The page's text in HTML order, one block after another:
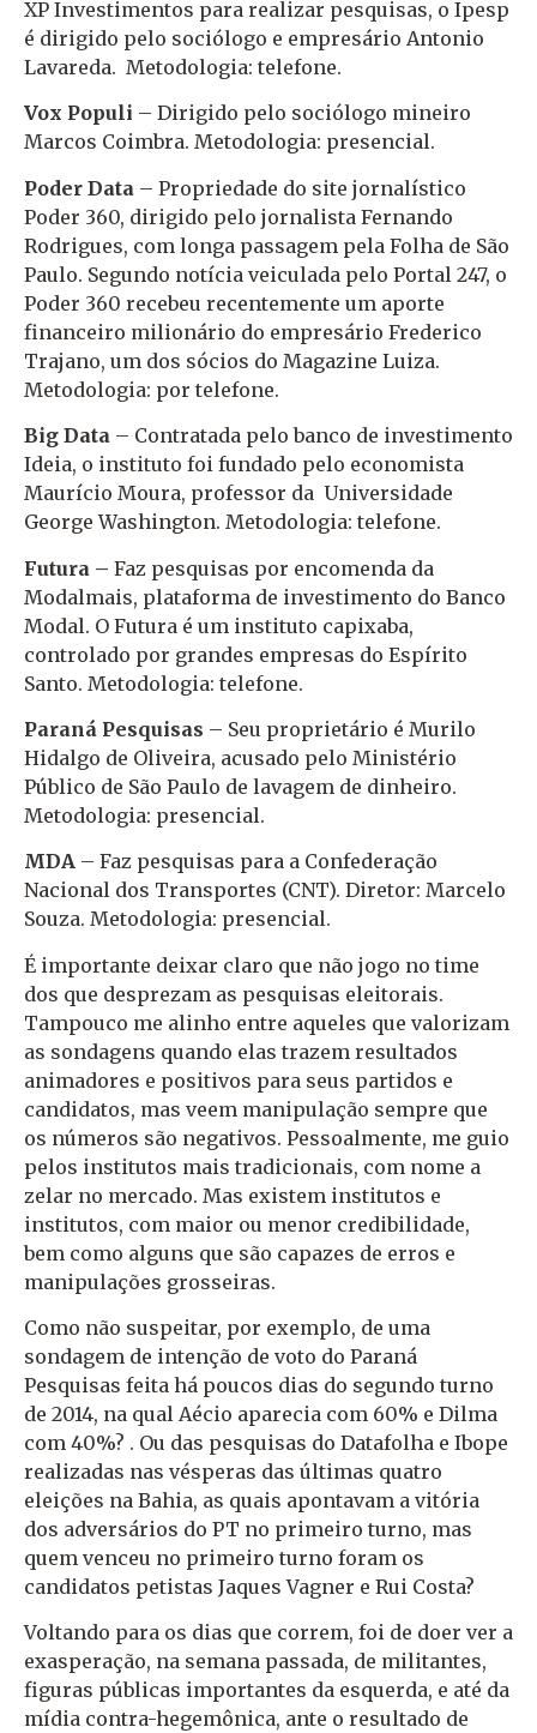
XP Investimentos para realizar pesquisas, o Ipesp
é dirigido pelo sociólogo e empresário Antonio
Lavareda. Metodologia: telefone.
Vox Populi – Dirigido pelo sociólogo mineiro
Marcos Coimbra. Metodologia: presencial.
Poder Data – Propriedade do site jornalístico
Poder 360, dirigido pelo jornalista Fernando
Rodrigues, com longa passagem pela Folha de São
Paulo. Segundo notícia veiculada pelo Portal 247, o
Poder 360 recebeu recentemente um aporte
financeiro milionário do empresário Frederico
Trajano, um dos sócios do Magazine Luiza.
Metodologia: por telefone.
Big Data – Contratada pelo banco de investimento
Ideia, o instituto foi fundado pelo economista
Maurício Moura, professor da Universidade
George Washington. Metodologia: telefone.
Futura – Faz pesquisas por encomenda da
Modalmais, plataforma de investimento do Banco
Modal. O Futura é um instituto capixaba,
controlado por grandes empresas do Espírito
Santo. Metodologia: telefone.
Paraná Pesquisas – Seu proprietário é Murilo
Hidalgo de Oliveira, acusado pelo Ministério
Público de São Paulo de lavagem de dinheiro.
Metodologia: presencial.
MDA – Faz pesquisas para a Confederação
Nacional dos Transportes (CNT). Diretor: Marcelo
Souza. Metodologia: presencial.
É importante deixar claro que não jogo no time
dos que desprezam as pesquisas eleitorais.
Tampouco me alinho entre aqueles que valorizam
as sondagens quando elas trazem resultados
animadores e positivos para seus partidos e
candidatos, mas veem manipulação sempre que
os números são negativos. Pessoalmente, me guio
pelos institutos mais tradicionais, com nome a
zelar no mercado. Mas existem institutos e
institutos, com maior ou menor credibilidade,
bem como alguns que são capazes de erros e
manipulações grosseiras.
Como não suspeitar, por exemplo, de uma
sondagem de intenção de voto do Paraná
Pesquisas feita há poucos dias do segundo turno
de 2014, na qual Aécio aparecia com 60% e Dilma
com 40%? . Ou das pesquisas do Datafolha e Ibope
realizadas nas vésperas das últimas quatro
eleições na Bahia, as quais apontavam a vitória
dos adversários do PT no primeiro turno, mas
quem venceu no primeiro turno foram os
candidatos petistas Jaques Vagner e Rui Costa?
Voltando para os dias que correm, foi de doer ver a
exasperação, na semana passada, de militantes,
figuras públicas importantes da esquerda, e até da
mídia contra-hegemônica, ante o resultado de